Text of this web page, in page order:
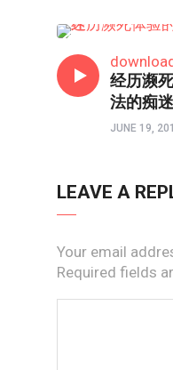
经历濒
法的痴迷
JUNE 19,
LEAVE A
Your email
Required fields